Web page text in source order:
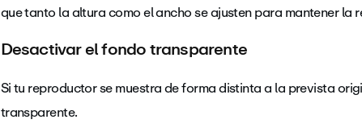
que tanto la altura como el ancho se ajusten para mantener
Desactivar el fondo transparente
Si tu reproductor se muestra de forma distinta a la prevista
transparente.